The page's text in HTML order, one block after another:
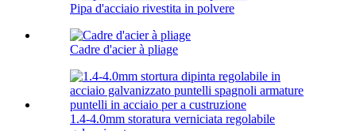
Pipa d'acciaio rivestita in polvere
Cadre d'acier à pliage
1.4-4.0mm storatura verniciata regolabile